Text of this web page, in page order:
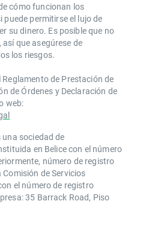
cómo funcionan los
permitirse el lujo de
su dinero. Es posible que no
que asegúrese de
los riesgos.
de Prestación de
de Órdenes y Declaración de
web:
sociedad de
en Belice con el número
número de registro
de Servicios
el número de registro
35 Barrack Road, Piso